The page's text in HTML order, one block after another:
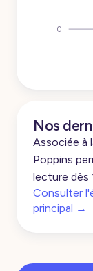
0
Nos
Associée à
Poppins
lecture dès
Consulter
principal →